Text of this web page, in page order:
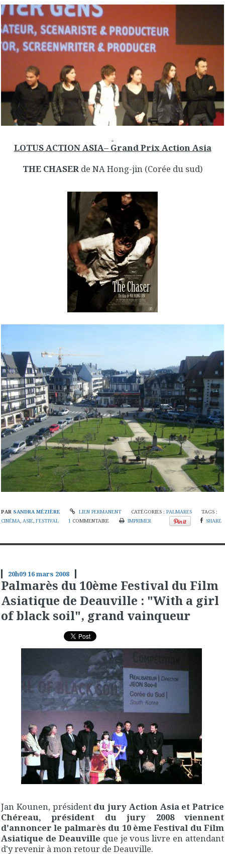
LOTUS ACTION ASIA– Grand Prix Action Asia
THE CHASERde NA Hong-jin (Corée du sud)
PAR SANDRA MÉZIÈRE LIEN PERMANENT CATÉGORIES :PALMARES
TAGS :
CINÉMA, ASIE, FESTIVAL 1 COMMENTAIRE IMPRIMER SHARE
20h0916mars 2008
Palmarès du 10ème Festival du Film
Asiatique de Deauville : "With a girl
of black soil", grand vainqueur
Jan Kounen, président du jury Action Asia et Patrice
Chéreau, président du jury 2008 viennent
d'annoncer le palmarès du 10 ème Festival du Film
Asiatique de Deauville que je vous livre en attendant
d'y revenir à mon retour de Deauville.